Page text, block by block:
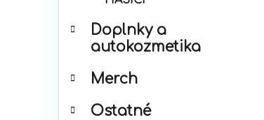
Doplnky a
autokozmetika
Merch
Ostatné